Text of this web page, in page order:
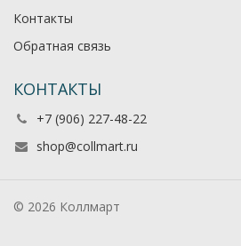
Контакты
Обратная связь
КОНТАКТЫ
+7 (906) 227-48-22
shop@collmart.ru
© 2026 Коллмарт